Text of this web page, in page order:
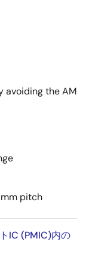
avoiding the AM
pitch
IC (PMIC)内の